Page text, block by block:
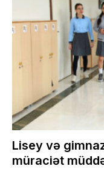
Lisey və
müraciət